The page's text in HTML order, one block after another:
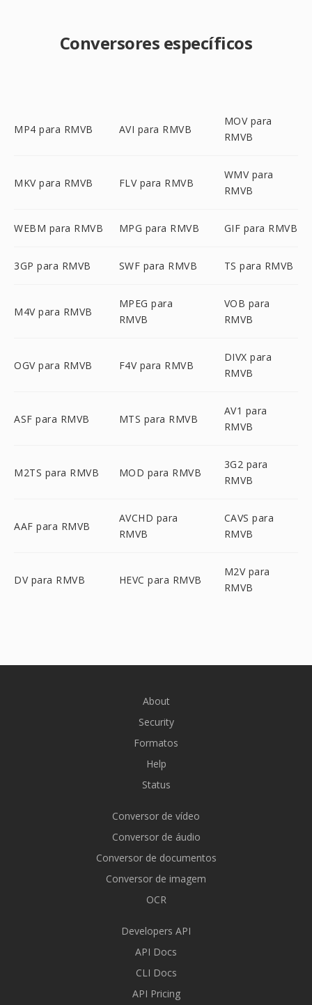
Conversores específicos
MP4 para RMVB AVI para RMVB
MOV para
RMVB
MKV para RMVB FLV para RMVB
WMV para
RMVB
WEBM para RMVB MPG para RMVB GIF para RMVB
3GP para RMVB SWF para RMVB TS para RMVB
M4V para RMVB
MPEG para
RMVB
VOB para
RMVB
OGV para RMVB F4V para RMVB
DIVX para
RMVB
ASF para RMVB MTS para RMVB
AV1 para
RMVB
M2TS para RMVB MOD para RMVB
3G2 para
RMVB
AAF para RMVB
AVCHD para
RMVB
CAVS para
RMVB
DV para RMVB HEVC para RMVB
M2V para
RMVB
About
Security
Formatos
Help
Status
Conversor de vídeo
Conversor de áudio
Conversor de documentos
Conversor de imagem
OCR
Developers API
API Docs
CLI Docs
API Pricing